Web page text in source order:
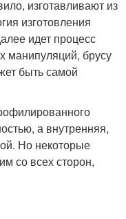
изготавливают из
изготовления
идет процесс
манипуляций, брусу
быть самой
а внутренняя,
Но некоторые
со всех сторон,